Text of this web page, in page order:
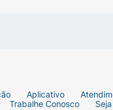
Aplicativo
Trabalhe Conosco